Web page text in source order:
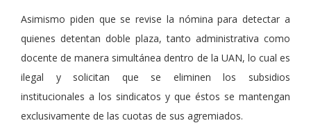
Asimismo piden que se revise la nómina para detectar a
quienes detentan doble plaza, tanto administrativa como
docente de manera simultánea dentro de la UAN, lo cual es
ilegal y solicitan que se eliminen los subsidios
institucionales a los sindicatos y que éstos se mantengan
exclusivamente de las cuotas de sus agremiados.